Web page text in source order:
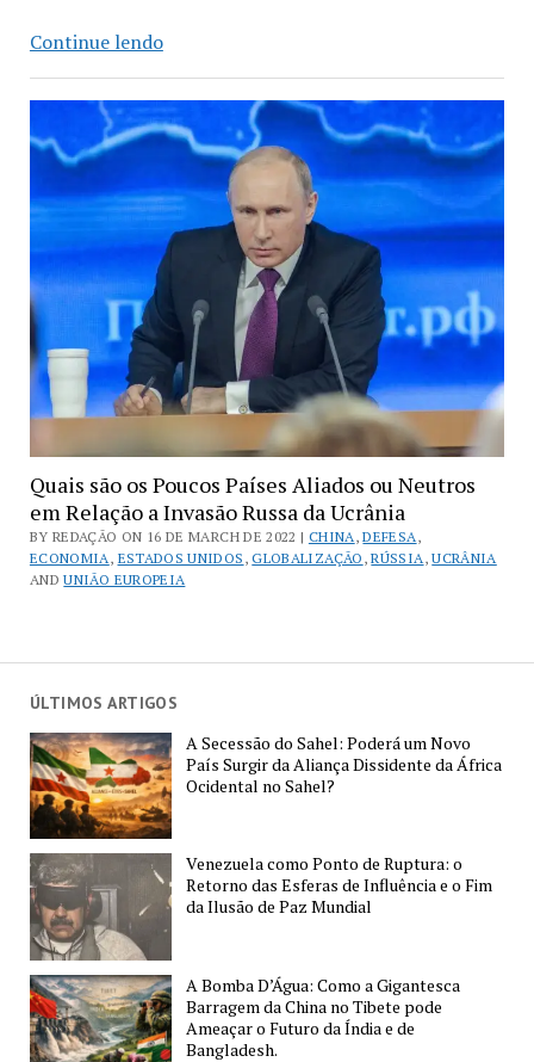
Continue lendoO
é
o
“Estreito
de
Suwalki”,
a
Região
Mais
Vulnerável
da
OTAN
na
Europa
Quais são os Poucos Países Aliados ou Neutros
em Relação a Invasão Russa da Ucrânia
BY REDAÇÃO ON 16 DE MARCH DE 2022 | CHINA,DEFESA,
ECONOMIA, ESTADOS UNIDOS ,GLOBALIZAÇÃO ,RÚSSIA,UCRÂNIA
ANDUNIÃO EUROPEIA
ÚLTIMOS ARTIGOS
A Secessão do Sahel: Poderá um Novo
País Surgir da Aliança Dissidente da África
Ocidental no Sahel?
Venezuela como Ponto de Ruptura: o
Retorno das Esferas de Influência e o Fim
da Ilusão de Paz Mundial
A Bomba D’Água: Como a Gigantesca
Barragem da China no Tibete pode
Ameaçar o Futuro da Índia e de
Bangladesh.